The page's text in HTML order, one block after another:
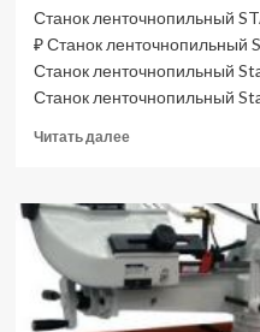
Станок ленточнопильный
₽ Станок ленточнопильный
Станок ленточнопильный
Станок ленточнопильный
Читать далееПрочитать
Станок
ленточнопильный
STALEX
BSM-
270G
102612